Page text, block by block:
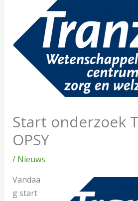
Start onderzoek
OPSY
/ Nieuws
Vandaa
g start